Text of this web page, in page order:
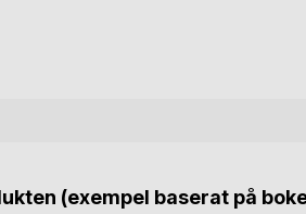
(exempel baserat på